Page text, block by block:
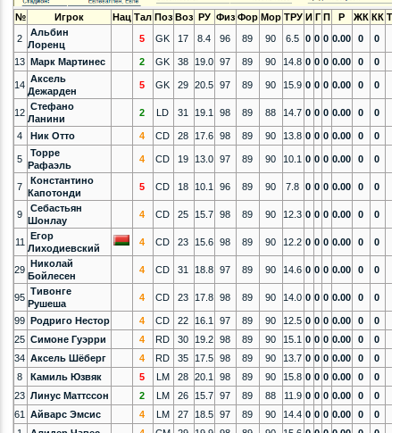
№ Игрок Нац Тал Поз Воз РУ Физ Фор Мор ТРУ И Г П Р ЖК КК ТС
2
Альбин
Лоренц
5 GK 17 8.4 96 89 90 6.5 0 0 0 0.00 0 0
13 Марк Мартинес 2 GK 38 19.0 97 89 90 14.8 0 0 0 0.00 0 0
14
Аксель
Дежарден
5 GK 29 20.5 97 89 90 15.9 0 0 0 0.00 0 0
12
Стефано
Ланини
2 LD 31 19.1 98 89 88 14.7 0 0 0 0.00 0 0
4 Ник Отто 4 CD 28 17.6 98 89 90 13.8 0 0 0 0.00 0 0
5
Торре
Рафаэль
4 CD 19 13.0 97 89 90 10.1 0 0 0 0.00 0 0
7
Константино
Капотонди
5 CD 18 10.1 96 89 90 7.8 0 0 0 0.00 0 0
9
Себастьян
Шонлау
4 CD 25 15.7 98 89 90 12.3 0 0 0 0.00 0 0
11
Егор
Лиходиевский
4 CD 23 15.6 98 89 90 12.2 0 0 0 0.00 0 0
29
Николай
Бойлесен
4 CD 31 18.8 97 89 90 14.6 0 0 0 0.00 0 0
95
Тивонге
Рушеша
4 CD 23 17.8 98 89 90 14.0 0 0 0 0.00 0 0
99 Родриго Нестор 4 CD 22 16.1 97 89 90 12.5 0 0 0 0.00 0
0
25 Симоне Гуэрри 4 RD 30 19.2 98 89 90 15.1 0 0 0 0.00 0
0
34 Аксель Шёберг 4 RD 35 17.5 98 89 90 13.7 0 0 0 0.00 0
0
8
Камиль Юзвяк 5 LM 28 20.1 98 89 90 15.8 0 0 0 0.00 0
0
23 Линус Маттссон 2 LM 26 15.7 97 89 88 11.9 0 0 0 0.00 0
0
61
Айварс Эмсис 4 LM 27 18.5 97 89 90 14.4 0 0 0 0.00 0
0